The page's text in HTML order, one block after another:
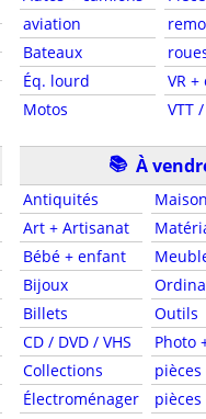
aviation
Bateaux
Éq. lourd
Motos
VR +
VTT
📚 À
Antiquités
Art + Artisanat
Bébé + enfant
Bijoux
Billets
CD / DVD / VHS
Collections
Électroménager
Maison
Outils
Photo